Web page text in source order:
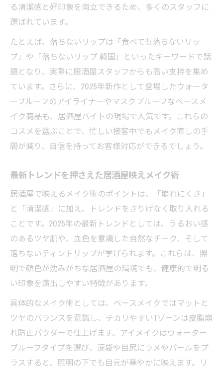
る清潔感と好印象を両立できるため、多くのスタッフに
選ばれています。
たとえば、落ちないリップは「食べても落ちないリッ
プ」や「落ちないリップ 韓国」といったキーワードで話
題となり、実際に居酒屋スタッフからも高い支持を集め
ています。さらに、2025年新作として登場したウォータ
ープルーフのアイライナーやマスクプルーフなベースメ
イク商品も、居酒屋バイトの現場で人気です。これらの
コスメを選ぶことで、忙しい接客中でもメイク直しの手
間が減り、自信を持ってお客様対応ができるでしょう。
最新トレンドを押さえた居酒屋映えメイク術
居酒屋で映えるメイク術のポイントは、「崩れにくさ」
と「清潔感」に加え、トレンドをさりげなく取り入れる
ことです。2025年の最新トレンドとしては、うるおい感
のあるツヤ肌や、血色を意識した自然なチーク、そして
落ちないティントリップが挙げられます。これらは、照
明で顔色が沈みがちな居酒屋の環境でも、健康的で明る
い印象を演出しやすい特徴があります。
具体的なメイク術としては、ベースメイクではマットと
ツヤのバランスを意識し、テカリやすいTゾーンは皮脂崩
れ防止パウダーで仕上げます。アイメイクはウォーター
プルーフタイプを選び、涙袋や目尻にラメやパールをプ
ラスすると、照明の下でも目元が華やかに映えます。リ